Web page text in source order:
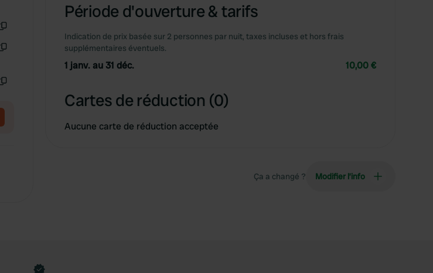
Période d'ouverture & tarifs
Indication de prix basée sur 2 personnes par nuit, taxes incluses et hors frais
supplémentaires éventuels.
1 janv. au 31 déc. 10,00 €
Cartes de réduction (0)
Aucune carte de réduction acceptée
Ça a changé ? Modifier l’info